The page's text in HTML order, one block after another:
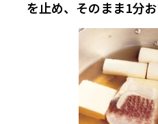
を止め、そのまま1分お